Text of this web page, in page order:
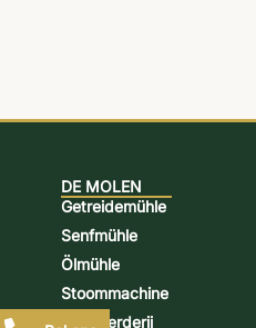
DE MOLEN
Getreidemühle
Senfmühle
Ölmühle
Stoommachine
Distilleerderij